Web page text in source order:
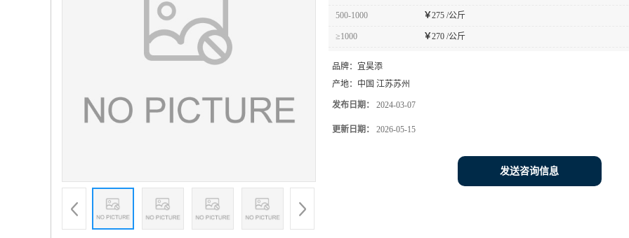
500-1000 ￥275 /公斤
≥1000 ￥270 /公斤
品牌： 宜昊添
产地： 中国 江苏苏州
发布日期： 2024-03-07
更新日期： 2026-05-15
发送咨询信息